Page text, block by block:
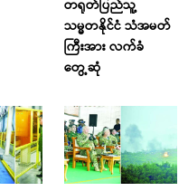
တရုတ်ပြည်သူ့
သမ္မတနိုင်ငံ သံအမတ်
ကြီးအား လက်ခံ
တွေ့ဆုံ